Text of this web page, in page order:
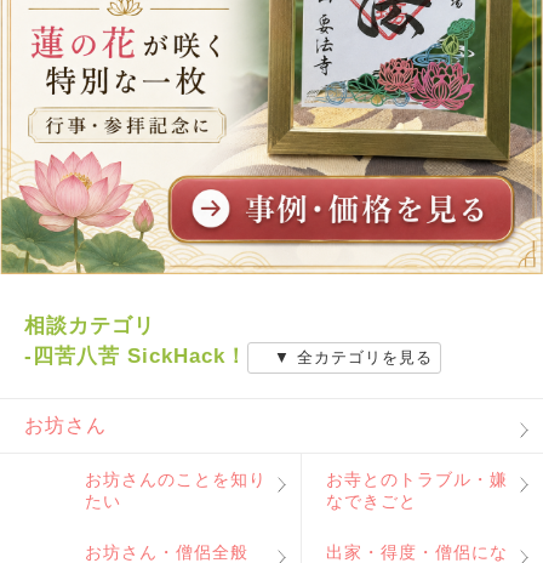
相談カテゴリ
-四苦八苦 SickHack！
▼ 全カテゴリを見る
お坊さん
お坊さんのことを知り
たい
お寺とのトラブル・嫌
なできごと
お坊さん・僧侶全般
出家・得度・僧侶にな